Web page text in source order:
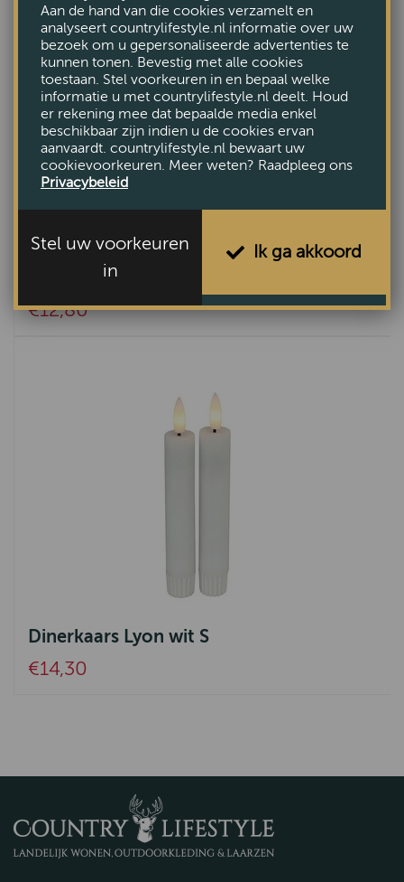
Bolkaars Lyon Groen M
€12,80
Dinerkaars Lyon wit S
€14,30
Aan de hand van die cookies verzamelt en
analyseert countrylifestyle.nl informatie over uw
bezoek om u gepersonaliseerde advertenties te
kunnen tonen. Bevestig met alle cookies
toestaan. Stel voorkeuren in en bepaal welke
informatie u met countrylifestyle.nl deelt. Houd
er rekening mee dat bepaalde media enkel
beschikbaar zijn indien u de cookies ervan
aanvaardt. countrylifestyle.nl bewaart uw
cookievoorkeuren. Meer weten? Raadpleeg ons
Privacybeleid
Stel uw voorkeuren
in
Ik ga akkoord